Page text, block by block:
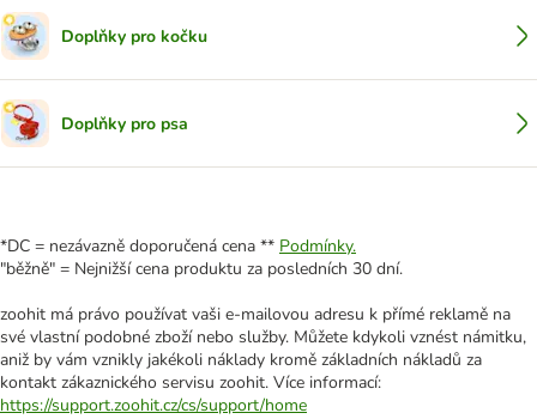
Doplňky pro kočku
Doplňky pro psa
*DC = nezávazně doporučená cena ** Podmínky.
"běžně" = Nejnižší cena produktu za posledních 30 dní.
zoohit má právo používat vaši e-mailovou adresu k přímé reklamě na
své vlastní podobné zboží nebo služby. Můžete kdykoli vznést námitku,
aniž by vám vznikly jakékoli náklady kromě základních nákladů za
kontakt zákaznického servisu zoohit. Více informací:
https://support.zoohit.cz/cs/support/home